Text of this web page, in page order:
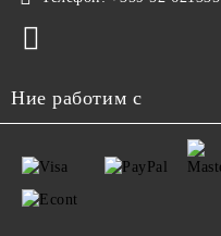
Ние работим с